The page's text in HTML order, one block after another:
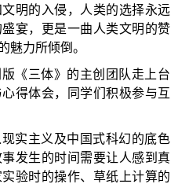
明的入侵，人类的选择永远
宴，更是一曲人类文明的赞
魅力所倾倒。
《三体》的主创团队走上台
得体会，同学们积极参与互
实主义及中国式科幻的底色
发生的时间需要让人感到真
验时的操作、草纸上计算的